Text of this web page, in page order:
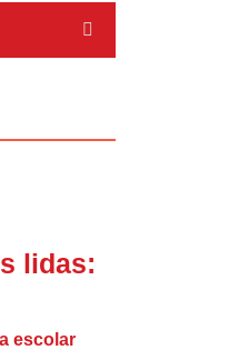
lidas:
escolar